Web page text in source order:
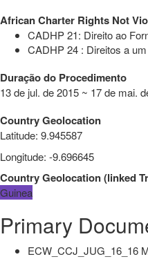
African Charter Rights Not
CADHP 21: Direito ao
CADHP 24 : Direitos a
Duração do Procedimento
13 de jul. de 2015 ~ 17 de mai.
Country Geolocation
Latitude: 9.945587
Longitude: -9.696645
Country Geolocation(linked
Guinea
Primary
ECW_CCJ_JUG_16_16